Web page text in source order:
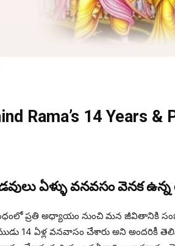
Rama’s 14 Years &
ఏళ్ళు వనవసం వెనక
ప్రతి అధ్యాయం నుంచి మన జీవితానికి
14 ఏళ్ల వనవాసం చేశారు అని అందరికీ